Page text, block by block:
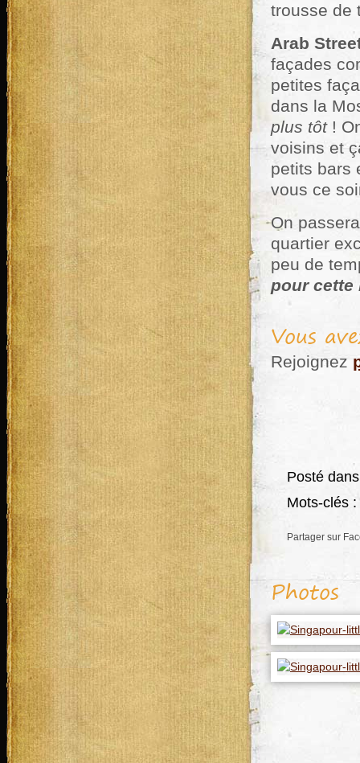
trousse de
Arab
façades
petites
dans la
plus tôt !
voisins et
petits bars
vous ce
On
quartier
peu de
pour cette
Vous
Rejoignez
Posté
Mots-clés :
Partager sur
Photos